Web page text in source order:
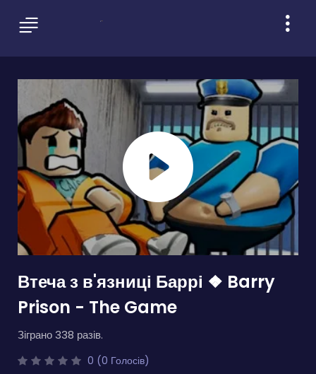
Втеча з в'язниці Баррі ❖ Barry
Prison - The Game
Зіграно 338 разів.
0 (0 Голосів)